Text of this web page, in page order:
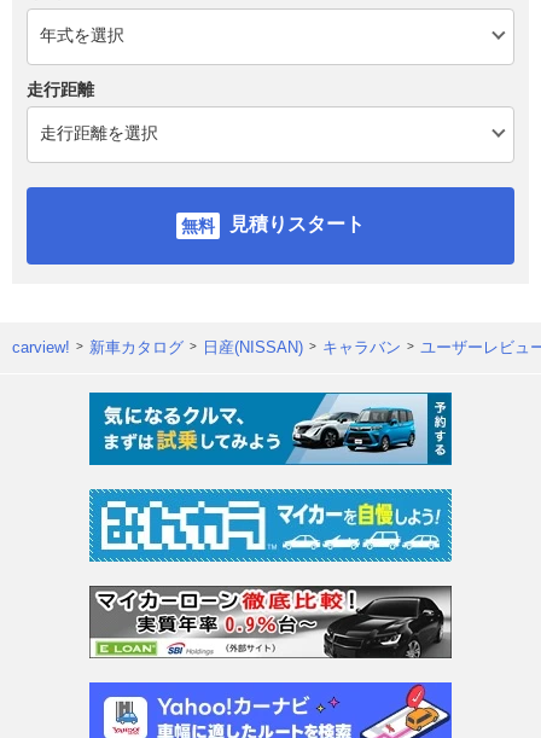
走行距離
見積りスタート
carview! 新車カタログ 日産(NISSAN) キャラバン ユーザーレビュ